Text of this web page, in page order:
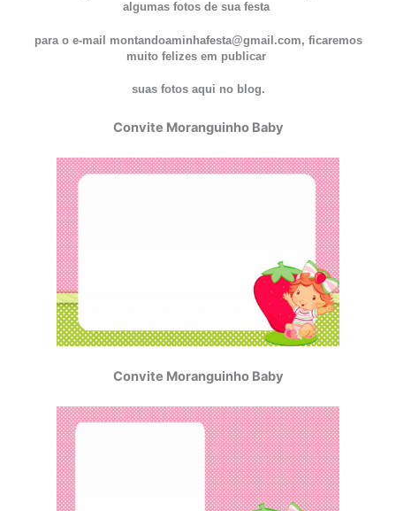
algumas fotos de sua festa
para o e-mail montandoaminhafesta@gmail.com, ficaremos
muito felizes em publicar
suas fotos aqui no blog.
Convite Moranguinho Baby
Convite Moranguinho Baby